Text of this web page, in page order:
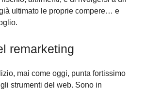
ultimato le proprie compere… e
remarketing
mai come oggi, punta fortissimo
strumenti del web. Sono in